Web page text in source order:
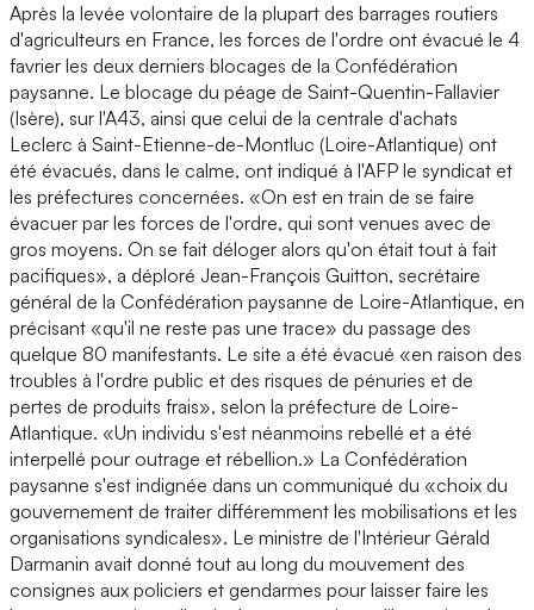
Après la levée volontaire de la plupart des barrages routiers
d'agriculteurs en France, les forces de l'ordre ont évacué le 4
favrier les deux derniers blocages de la Confédération
paysanne. Le blocage du péage de Saint-Quentin-Fallavier
(Isère), sur l'A43, ainsi que celui de la centrale d'achats
Leclerc à Saint-Etienne-de-Montluc (Loire-Atlantique) ont
été évacués, dans le calme, ont indiqué à l'AFP le syndicat et
les préfectures concernées. «On est en train de se faire
évacuer par les forces de l'ordre, qui sont venues avec de
gros moyens. On se fait déloger alors qu'on était tout à fait
pacifiques», a déploré Jean-François Guitton, secrétaire
général de la Confédération paysanne de Loire-Atlantique, en
précisant «qu'il ne reste pas une trace» du passage des
quelque 80 manifestants. Le site a été évacué «en raison des
troubles à l'ordre public et des risques de pénuries et de
pertes de produits frais», selon la préfecture de Loire-
Atlantique. «Un individu s'est néanmoins rebellé et a été
interpellé pour outrage et rébellion.» La Confédération
paysanne s'est indignée dans un communiqué du «choix du
gouvernement de traiter différemment les mobilisations et les
organisations syndicales». Le ministre de l'Intérieur Gérald
Darmanin avait donné tout au long du mouvement des
consignes aux policiers et gendarmes pour laisser faire les